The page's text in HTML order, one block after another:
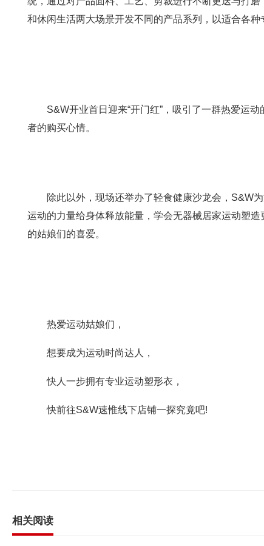
和休闲生活两大场景开发不同的产品系列，以适合各
S&W开业首日迎来“开门红”，吸引了一群热爱运动
者的购买心情。
除此以外，现场还举办了轻食健康沙龙会，S&W为
运动的力量给身体释放能量，学会无器械居家运动塑
的姑娘们的喜爱。
热爱运动姑娘们，
想要成为运动时尚达人，
快人一步拥有专业运动塑形衣，
快前往S&W速惟线下店铺一探究竟吧!
相关阅读